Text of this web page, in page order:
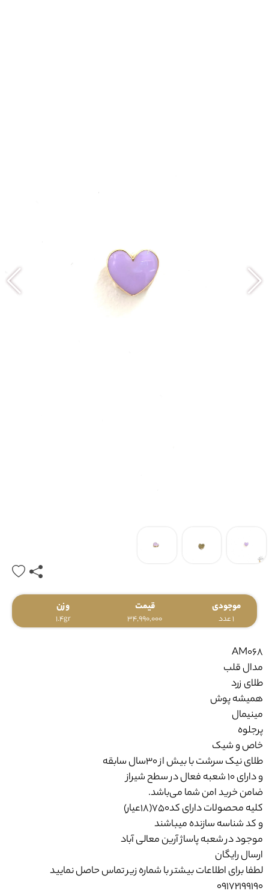
موجودی
1 عدد
قیمت
34,990,000
وزن
1.4gr
AM068
مدال قلب
طلای زرد
همیشه پوش
مینیمال
پرجلوه
خاص و شیک
طلای نیک سرشت با بیش از ۳۰سال سابقه
و دارای ۱۰ شعبه فعال در سطح شیراز
ضامن خرید امن شما می‌باشد.
کلیه محصولات دارای کد750(18عیار)
و کد شناسه سازنده میباشند
موجود در شعبه پاساژ آرین معالی آباد
ارسال رایگان
لطفا برای اطلاعات بیشتر با شماره زیر تماس حاصل نمایید
09172199190